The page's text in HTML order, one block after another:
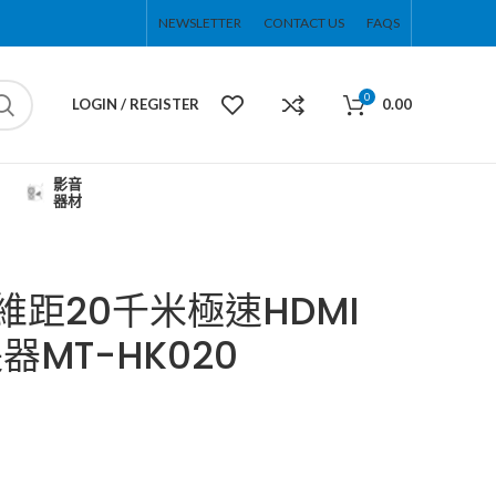
NEWSLETTER CONTACT US FAQS
LOGIN / REGISTER 0 0.00
影音
器材
距20千米極速HDMI
MT-HK020